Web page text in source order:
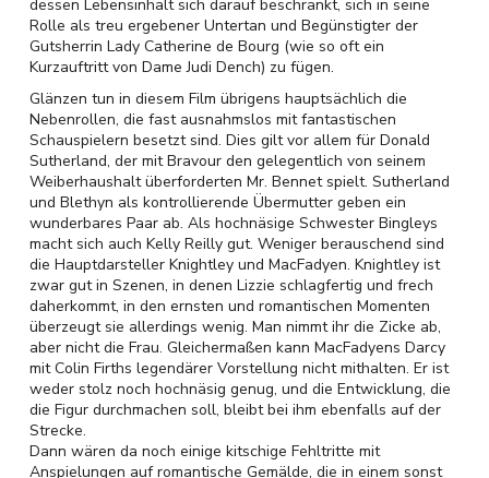
dessen Lebensinhalt sich darauf beschränkt, sich in seine
Rolle als treu ergebener Untertan und Begünstigter der
Gutsherrin Lady Catherine de Bourg (wie so oft ein
Kurzauftritt von Dame Judi Dench) zu fügen.
Glänzen tun in diesem Film übrigens hauptsächlich die
Nebenrollen, die fast ausnahmslos mit fantastischen
Schauspielern besetzt sind. Dies gilt vor allem für Donald
Sutherland, der mit Bravour den gelegentlich von seinem
Weiberhaushalt überforderten Mr. Bennet spielt. Sutherland
und Blethyn als kontrollierende Übermutter geben ein
wunderbares Paar ab. Als hochnäsige Schwester Bingleys
macht sich auch Kelly Reilly gut. Weniger berauschend sind
die Hauptdarsteller Knightley und MacFadyen. Knightley ist
zwar gut in Szenen, in denen Lizzie schlagfertig und frech
daherkommt, in den ernsten und romantischen Momenten
überzeugt sie allerdings wenig. Man nimmt ihr die Zicke ab,
aber nicht die Frau. Gleichermaßen kann MacFadyens Darcy
mit Colin Firths legendärer Vorstellung nicht mithalten. Er ist
weder stolz noch hochnäsig genug, und die Entwicklung, die
die Figur durchmachen soll, bleibt bei ihm ebenfalls auf der
Strecke.
Dann wären da noch einige kitschige Fehltritte mit
Anspielungen auf romantische Gemälde, die in einem sonst